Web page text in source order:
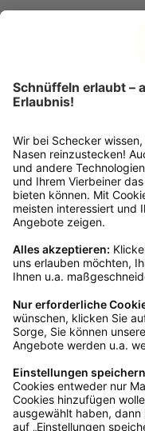
Ja, du hast ein
Ware muss
originalverpackt
Retourelabels
Rücksendekosten.
Wie